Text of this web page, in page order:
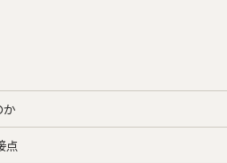
か
点